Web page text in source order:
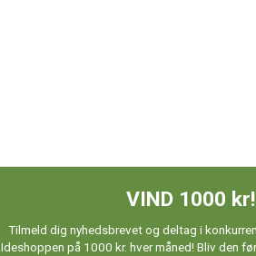
VIND 1000 kr!
Tilmeld dig nyhedsbrevet og deltag i
Ideshoppen på 1000 kr. hver måned! Bliv den